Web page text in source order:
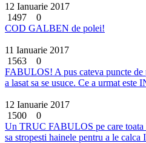
12 Ianuarie 2017
1497
0
COD GALBEN de polei!
11 Ianuarie 2017
1563
0
FABULOS! A pus cateva puncte de
a lasat sa se usuce. Ce a urmat
12 Ianuarie 2017
1500
0
Un TRUC FABULOS pe care toata
sa stropesti hainele pentru a le